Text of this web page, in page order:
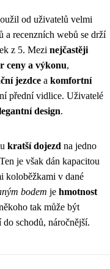
od uživatelů velmi
a recenzních webů se drží
z 5. Mezi nejčastěji
ceny a výkonu,
jezdce a komfortní
přední vidlice. Uživatelé
design.
kratší dojezd na jedno
je však dán kapacitou
koloběžkami v dané
bodem je hmotnost
tak může být
schodů, náročnější.